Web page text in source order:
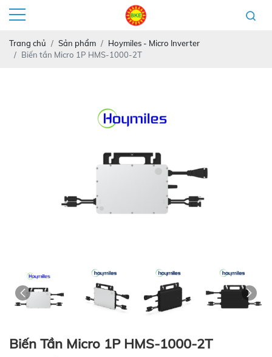
Trang chủ Sản phẩm
Hoymiles - Micro Inverter
Biến tần Micro 1P HMS-1000-2T
Biến Tần Micro 1P HMS-1000-2T